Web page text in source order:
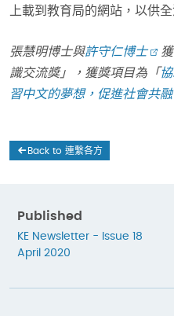
上載到教育局的網站，以供
張慧明博士與許守仁博士
識交流獎」，獲獎項目為「
習中文的夢想，促進社會共融
Back to 連繫各方
Published
KE Newsletter - Issue 18
April 2020